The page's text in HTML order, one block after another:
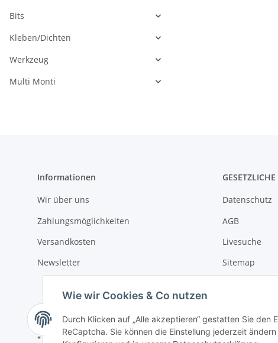
Bits
Kleben/Dichten
Werkzeug
Multi Monti
Informationen
Wir über uns
Zahlungsmöglichkeiten
Versandkosten
Newsletter
Datenschutz
AGB
Livesuche
Sitemap
* Alle Preise zzgl. gesetzlicher USt., zzgl. Versand
Wie wir Cookies & Co nutzen
Durch Klicken auf „Alle akzeptieren“ gestatten Sie den
ReCaptcha. Sie können die Einstellung jederzeit